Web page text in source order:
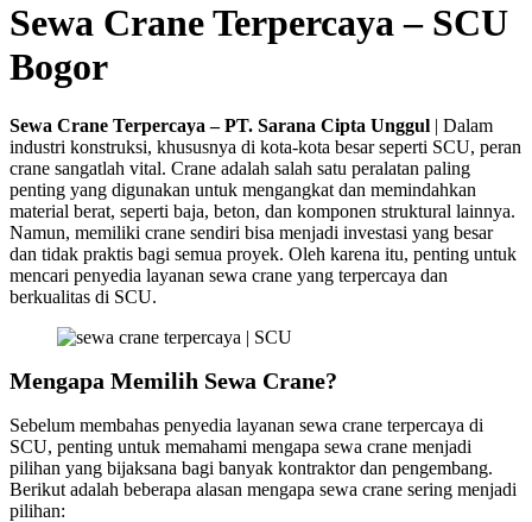
Sewa Crane Terpercaya – SCU
Bogor
Sewa Crane Terpercaya – PT. Sarana Cipta Unggul | Dalam
industri konstruksi, khususnya di kota-kota besar seperti SCU, peran
crane sangatlah vital. Crane adalah salah satu peralatan paling
penting yang digunakan untuk mengangkat dan memindahkan
material berat, seperti baja, beton, dan komponen struktural lainnya.
Namun, memiliki crane sendiri bisa menjadi investasi yang besar
dan tidak praktis bagi semua proyek. Oleh karena itu, penting untuk
mencari penyedia layanan sewa crane yang terpercaya dan
berkualitas di SCU.
Mengapa Memilih Sewa Crane?
Sebelum membahas penyedia layanan sewa crane terpercaya di
SCU, penting untuk memahami mengapa sewa crane menjadi
pilihan yang bijaksana bagi banyak kontraktor dan pengembang.
Berikut adalah beberapa alasan mengapa sewa crane sering menjadi
pilihan: